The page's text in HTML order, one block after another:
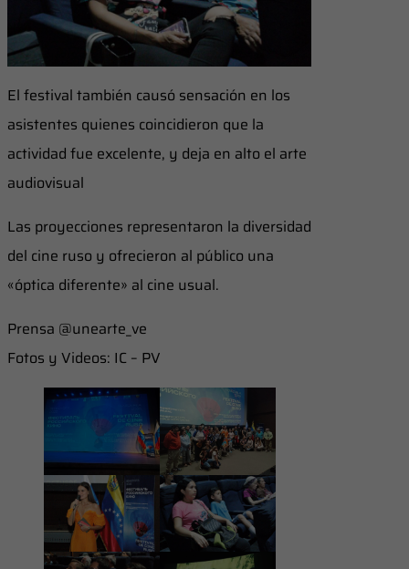
​El festival también causó sensación en los
asistentes quienes coincidieron que la
actividad fue excelente, y deja en alto el arte
audiovisual
​Las proyecciones representaron la diversidad
del cine ruso y ofrecieron al público una
«óptica diferente» al cine usual.
Prensa @unearte_ve
Fotos y Videos: IC – PV